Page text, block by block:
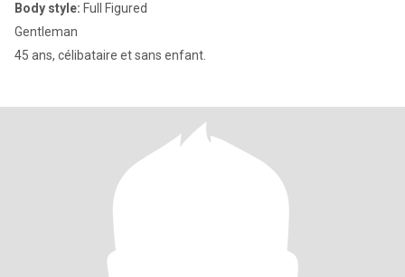
Body style: Full Figured
Gentleman
45 ans, célibataire et sans enfant.